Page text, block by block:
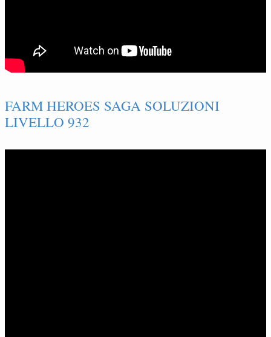
FARM HEROES SAGA SOLUZIONI
LIVELLO 932